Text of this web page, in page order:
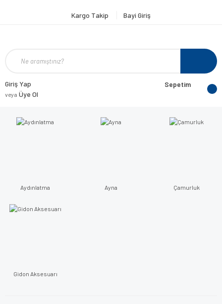
Kargo Takip Bayi Giriş
Giriş Yap
veya Üye Ol
Sepetim
Aydınlatma Ayna Çamurluk
Gidon Aksesuarı